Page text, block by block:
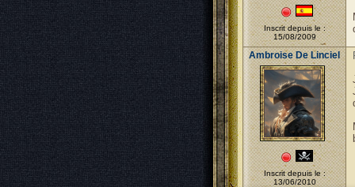
Inscrit depuis le :
15/08/2009
Ambroise De Linciel
Inscrit depuis le :
13/06/2010